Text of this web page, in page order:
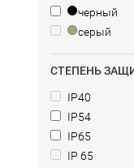
черный
серый
СТЕПЕНЬ
IP40
IP54
IP65
IP 65